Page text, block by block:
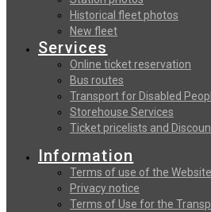
Historical fleet photos
New fleet
Services
Online ticket reservation
Bus routes
Transport for Disabled
Storehouse Services
Ticket pricelists and
Information
Terms of use of the Website
Privacy notice
Terms of Use for the